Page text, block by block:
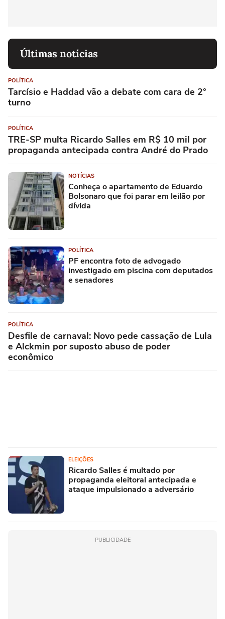
Últimas notícias
POLÍTICA
Tarcísio e Haddad vão a debate com cara de 2°
turno
POLÍTICA
TRE-SP multa Ricardo Salles em R$ 10 mil por
propaganda antecipada contra André do Prado
NOTÍCIAS
Conheça o apartamento de Eduardo
Bolsonaro que foi parar em leilão por
dívida
POLÍTICA
PF encontra foto de advogado
investigado em piscina com deputados
e senadores
POLÍTICA
Desfile de carnaval: Novo pede cassação de Lula
e Alckmin por suposto abuso de poder
econômico
ELEIÇÕES
Ricardo Salles é multado por
propaganda eleitoral antecipada e
ataque impulsionado a adversário
PUBLICIDADE